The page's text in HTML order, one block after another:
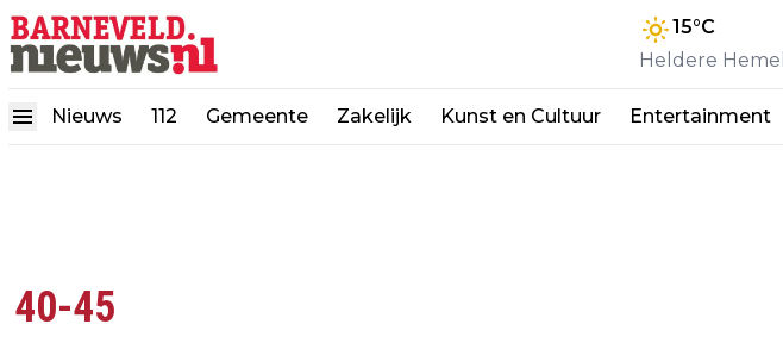
15°C
Heldere Hemel
Nieuws 112 Gemeente Zakelijk Kunst en Cultuur Entertainment
40-45